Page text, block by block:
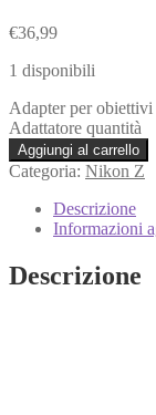
€36,99
1 disponibili
Adapter per
Adattatore quantità
Aggiungi al carrello
Categoria: Nikon Z
Descrizione
Informazioni
Descrizione